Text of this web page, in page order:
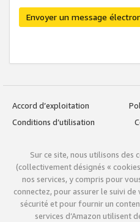
Envoyer un message
Accord d’exploitation
Conditions d’utilisation
Sur ce site, nous utilisons des
(collectivement désignés «
nos services, y compris pour
connectez, pour assurer le suivi
sécurité et pour fournir un
services d’Amazon utilisent